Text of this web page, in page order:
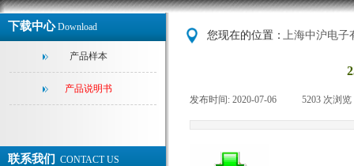
下载中心 Download
上海中沪电子
您现在的位置：
产品样本
产品说明书
发布时间: 2020-07-06 5203 次浏览
联系我们 CONTACT US